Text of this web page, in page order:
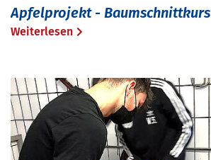
Apfelprojekt - Baumschnittkurs
Weiterlesen